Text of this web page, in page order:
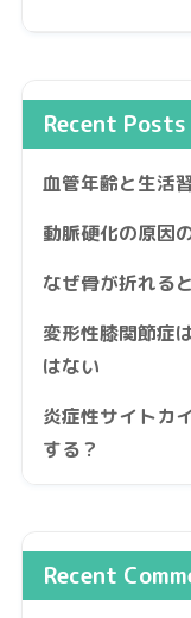
Recent Posts
血管年齢と生活
動脈硬化の原因
なぜ骨が折れる
変形性膝関節症
はない
炎症性サイトカ
する？
Recent